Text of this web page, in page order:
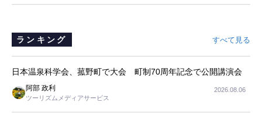
ランキング すべて見る
日本温泉科学会、菰野町で大会 町制70周年記念で公開講演会
阿部 政利
ツーリズムメディアサービス
2026.08.06